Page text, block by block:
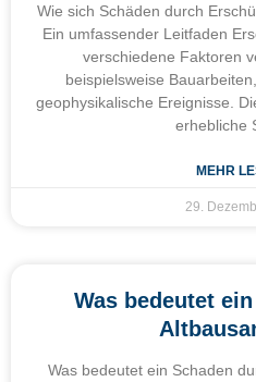
Wie sich Schäden durch
Ein umfassender Leitfaden
verschiedene Faktoren
beispielsweise
geophysikalische Ereignisse.
erhebliche
MEHR
29.
Was bedeutet
Was bedeutet ein Schaden